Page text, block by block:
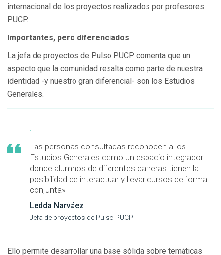
internacional de los proyectos realizados por profesores
PUCP.
Importantes, pero diferenciados
La jefa de proyectos de Pulso PUCP comenta que un
aspecto que la comunidad resalta como parte de nuestra
identidad -y nuestro gran diferencial- son los Estudios
Generales.
Las personas consultadas reconocen a los
Estudios Generales como un espacio integrador
donde alumnos de diferentes carreras tienen la
posibilidad de interactuar y llevar cursos de forma
conjunta»
Ledda Narváez
Jefa de proyectos de Pulso PUCP
Ello permite desarrollar una base sólida sobre temáticas